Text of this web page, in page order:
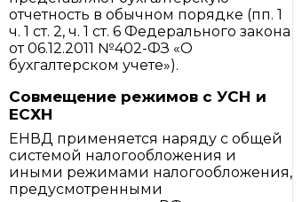
отчетность в обычном порядке (пп. 1
ч. 1 ст. 2, ч. 1 ст. 6 Федерального закона
от 06.12.2011 №402-ФЗ «О
бухгалтерском учете»).
Совмещение режимов с УСН и
ЕСХН
ЕНВД применяется наряду с общей
системой налогообложения и
иными режимами налогообложения,
предусмотренными